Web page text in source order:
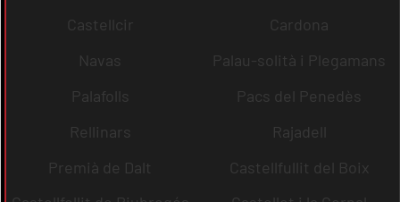
Castellcir
Cardona
Navas
Palau-solità i Plegamans
Palafolls
Pacs del Penedès
Rellinars
Rajadell
Premià de Dalt
Castellfullit del Boix